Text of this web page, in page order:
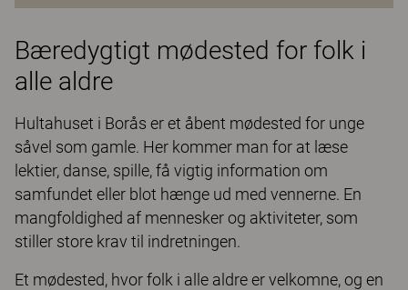
Bæredygtigt mødested for folk i
alle aldre
Hultahuset i Borås er et åbent mødested for unge
såvel som gamle. Her kommer man for at læse
lektier, danse, spille, få vigtig information om
samfundet eller blot hænge ud med vennerne. En
mangfoldighed af mennesker og aktiviteter, som
stiller store krav til indretningen.
Et mødested, hvor folk i alle aldre er velkomne, og en